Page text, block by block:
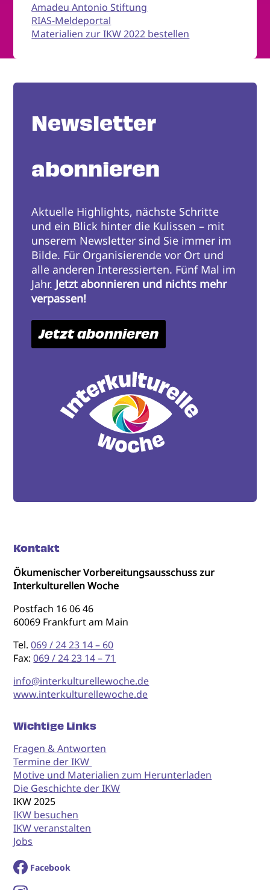
Amadeu Antonio Stiftung
RIAS-Meldeportal
Materialien zur IKW 2022 bestellen
Newsletter
abonnieren
Aktuelle Highlights, nächste Schritte
und ein Blick hinter die Kulissen – mit
unserem Newsletter sind Sie immer im
Bilde. Für Organisierende vor Ort und
alle anderen Interessierten. Fünf Mal im
Jahr. Jetzt abonnieren und nichts mehr
verpassen!
Jetzt abonnieren
Kontakt
Ökumenischer Vorbereitungsausschuss zur
Interkulturellen Woche
Postfach 16 06 46
60069 Frankfurt am Main
Tel.069 / 24 23 14 – 60
Fax:069 / 24 23 14 – 71
info@interkulturellewoche.de
www.interkulturellewoche.de
Wichtige Links
Fragen & Antworten
Termine der IKW
Motive und Materialien zum Herunterladen
Die Geschichte der IKW
IKW 2025
IKW besuchen
IKW veranstalten
Jobs
Facebook